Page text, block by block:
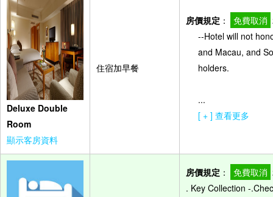
Deluxe Double
Room
顯示客房資料
住宿加早餐
房價規定 ： 免費取消
--Hotel will not
and Macau, and
holders.
...
[ + ] 查看更多
房價規定 ： 免費取消
. Key Collection -